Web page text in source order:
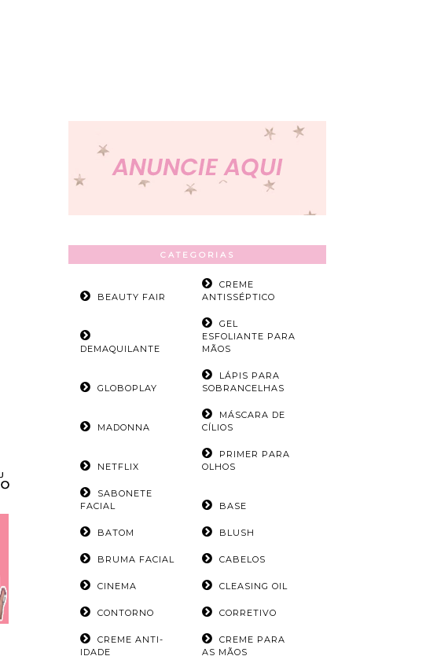
CATEGORIAS
BEAUTY FAIR
CREME
ANTISSÉPTICO
DEMAQUILANTE
GEL
ESFOLIANTE PARA
MÃOS
GLOBOPLAY
LÁPIS PARA
SOBRANCELHAS
MADONNA
MÁSCARA DE
CÍLIOS
NETFLIX
PRIMER PARA
OLHOS
SABONETE
FACIAL
BASE
BATOM BLUSH
BRUMA FACIAL CABELOS
CINEMA CLEASING OIL
CONTORNO CORRETIVO
CREME ANTI-
IDADE
CREME PARA
AS MÃOS